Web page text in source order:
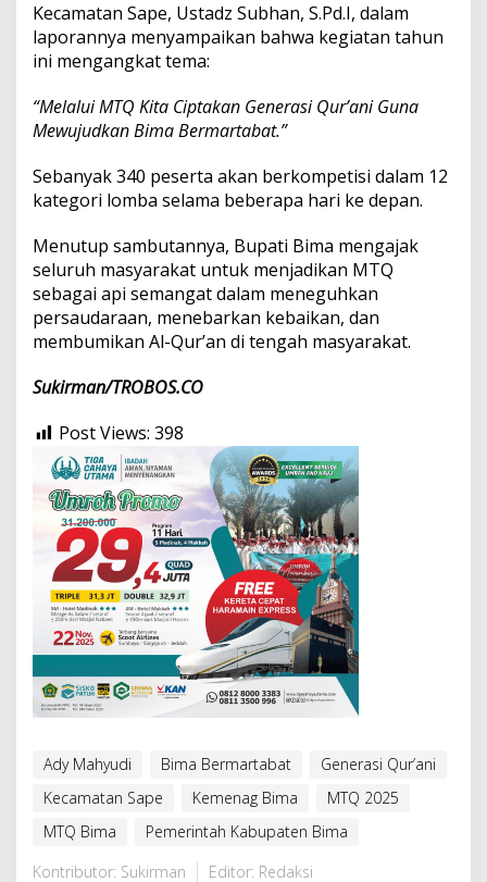
Kecamatan Sape, Ustadz Subhan, S.Pd.I, dalam
laporannya menyampaikan bahwa kegiatan tahun
ini mengangkat tema:
“Melalui MTQ Kita Ciptakan Generasi Qur’ani Guna
Mewujudkan Bima Bermartabat.”
Sebanyak 340 peserta akan berkompetisi dalam 12
kategori lomba selama beberapa hari ke depan.
Menutup sambutannya, Bupati Bima mengajak
seluruh masyarakat untuk menjadikan MTQ
sebagai api semangat dalam meneguhkan
persaudaraan, menebarkan kebaikan, dan
membumikan Al-Qur’an di tengah masyarakat.
Sukirman/TROBOS.CO
Post Views: 398
Ady Mahyudi Bima Bermartabat
Generasi Qur’ani
Kecamatan Sape
Kemenag Bima
MTQ 2025
MTQ Bima
Pemerintah Kabupaten Bima
Kontributor: Sukirman
Editor: Redaksi